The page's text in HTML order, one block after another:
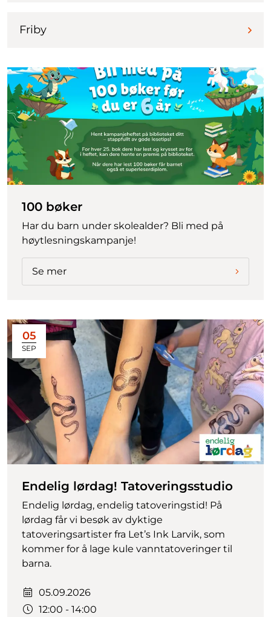
Friby
100 bøker
Har du barn under skolealder? Bli med på
høytlesningskampanje!
Se mer
Endelig lørdag! Tatoveringsstudio
Endelig lørdag, endelig tatoveringstid! På
lørdag får vi besøk av dyktige
tatoveringsartister fra Let’s Ink Larvik, som
kommer for å lage kule vanntatoveringer til
barna.
Dato:
05.09.2026
Tidspunkt:
12:00 - 14:00
05
SEP